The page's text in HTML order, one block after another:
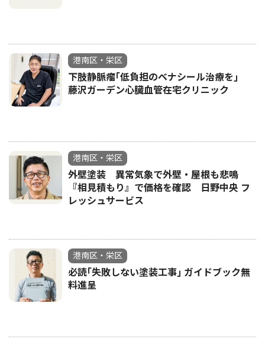
港南区・栄区
下肢静脈瘤｢低負担のベナシール治療を｣
藤沢ガーデン心臓血管在宅クリニック
港南区・栄区
外壁塗装 異常気象で外壁・屋根も悲鳴
『相見積もり』で価格を確認 日野中央 フ
レッシュサービス
港南区・栄区
必読｢失敗しない塗装工事｣ ガイドブック無
料進呈